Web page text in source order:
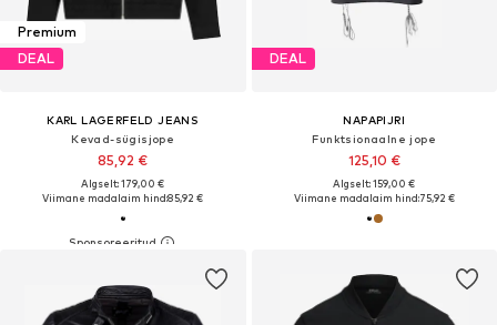
Premium
DEAL
KARL LAGERFELD JEANS
Kevad-sügisjope
85,92 €
Algselt: 179,00 €
Viimane madalaim hind:85,92 €
DEAL
NAPAPIJRI
Funktsionaalne jope
125,10 €
Algselt: 159,00 €
Viimane madalaim hind:75,92 €